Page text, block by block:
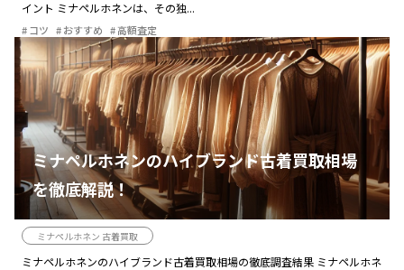
イント ミナペルホネンは、その独...
コツ おすすめ 高額査定
ミナペルホネンのハイブランド古着買取相場
を徹底解説！
ミナペルホネン 古着買取
ミナペルホネンのハイブランド古着買取相場の徹底調査結果 ミナペルホネ